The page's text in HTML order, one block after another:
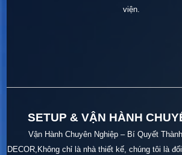
viện.
SETUP & VẬN HÀNH
Vận Hành Chuyên Nghiệp – Bí Quyết
DECOR,Không chỉ là nhà thiết kế, chúng tôi là